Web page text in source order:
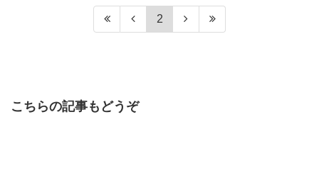
2
こちらの記事もどうぞ